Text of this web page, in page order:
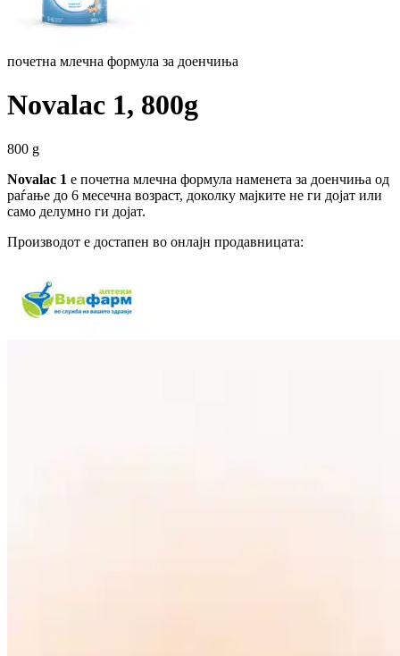
почетна млечна формула за доенчиња
Novalac 1, 800g
800 g
Novalac 1 е почетна млечна формула наменета за доенчиња од
раѓање до 6 месечна возраст, доколку мајките не ги дојат или
само делумно ги дојат.
Производот е достапен во онлајн продавницата: